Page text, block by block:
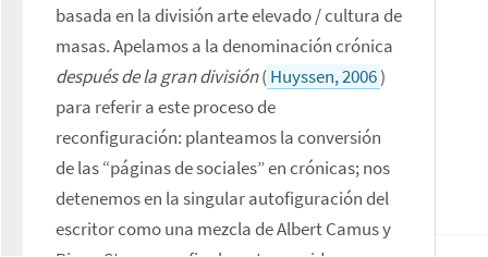
basada en la división arte elevado / cultura de
después de la gran división (Huyssen, 2006)
para referir a este proceso de
reconfiguración: planteamos la conversión
de las “páginas de sociales” en crónicas; nos
detenemos en la singular autofiguración del
escritor como una mezcla de Albert Camus y